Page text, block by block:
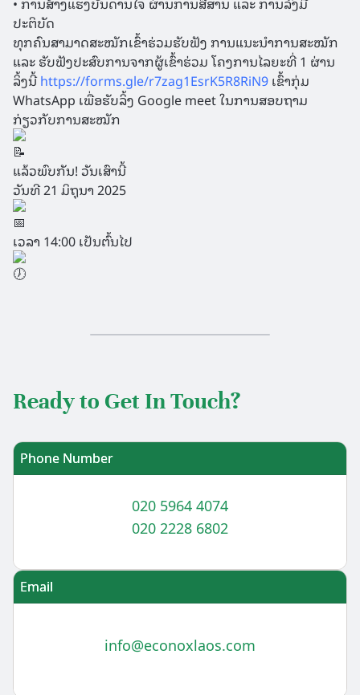
ປະຕິບັດ
ທຸກຄົນສາມາດສະໝັກເຂົ້າຮ່ວມຮັບຟັງ ການແນະນຳການສະໝັກ
ແລະ ຮັບຟັງປະສົບການຈາກຜູ້ເຂົ້າຮ່ວມ ໂຄງການໄລຍະທີ່ 1 ຜ່ານ
ລິ້ງນີ້https://forms.gle/r7zag1EsrK5R8RiN9ເຂົ້າກຸ່ມ
WhatsApp ເພື່ອຮັບລິ້ງ Google meet ໃນການສອບຖາມ
ກ່ຽວກັບການສະໝັກ
ແລ້ວພົບກັນ! ວັນເສົານີ້
ວັນທີ 21 ມິຖຸນາ 2025
ເວລາ 14:00 ເປັນຕົ້ນໄປ
Ready to Get In Touch?
Phone Number
020 5964 4074
020 2228 6802
Email
info@econoxlaos.com